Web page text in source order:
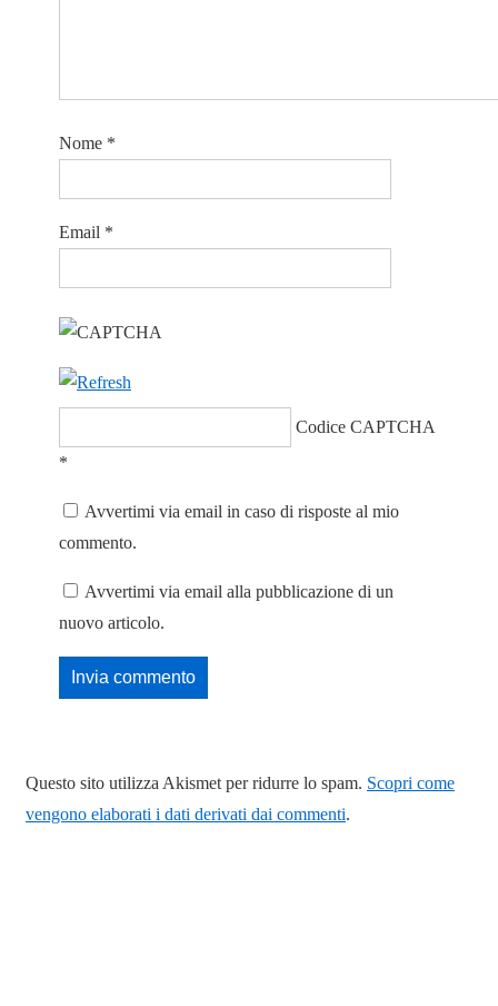
Nome *
Email *
Codice CAPTCHA
*
Avvertimi via email in caso di risposte al mio
commento.
Avvertimi via email alla pubblicazione di un
nuovo articolo.
Questo sito utilizza Akismet per ridurre lo spam. Scopri come
vengono elaborati i dati derivati dai commenti.